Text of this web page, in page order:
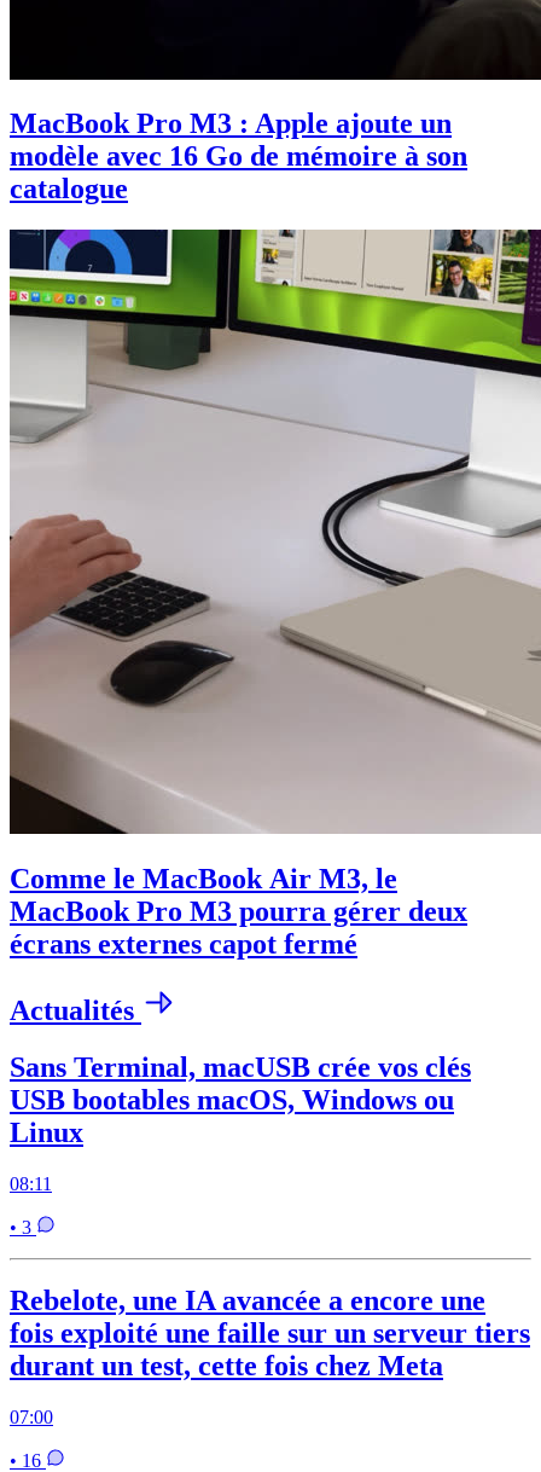
MacBook Pro M3 : Apple ajoute un
modèle avec 16 Go de mémoire à son
catalogue
Comme le MacBook Air M3, le
MacBook Pro M3 pourra gérer deux
écrans externes capot fermé
Actualités
Sans Terminal, macUSB crée vos clés
USB bootables macOS, Windows ou
Linux
08:11
• 3
Rebelote, une IA avancée a encore une
fois exploité une faille sur un serveur tiers
durant un test, cette fois chez Meta
07:00
• 16